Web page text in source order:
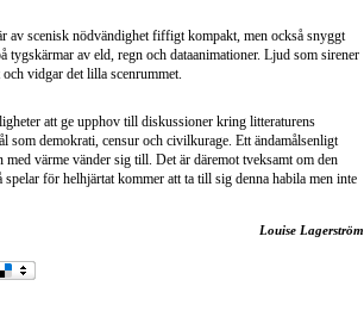
av scenisk nödvändighet fiffigt kompakt, men också snyggt
tygskärmar av eld, regn och dataanimationer. Ljud som sirener
vidgar det lilla scenrummet.
att ge upphov till diskussioner kring litteraturens
som demokrati, censur och civilkurage. Ett ändamålsenligt
värme vänder sig till. Det är däremot tveksamt om den
för helhjärtat kommer att ta till sig denna habila men inte
Louise Lagerström